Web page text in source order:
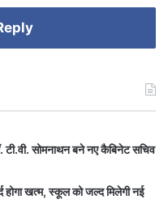
सोमनाथन बने नए कैबिनेट सचिव
होगा खत्म, स्कूल को जल्द मिलेगी नई